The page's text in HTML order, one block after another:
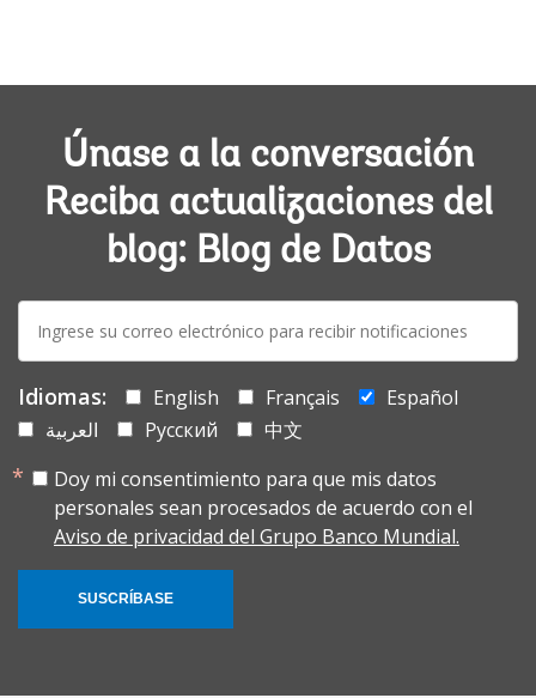
Únase a la conversación
Reciba actualizaciones del
blog: Blog de Datos
mail:
Idiomas: English Français
Español
العربية
Русский
中文
Doy mi consentimiento para que mis datos
personales sean procesados de acuerdo con el
Aviso de privacidad del Grupo Banco Mundial.
SUSCRÍBASE